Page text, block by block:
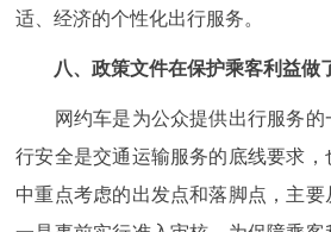
适、经济的个性化出行服务。
八、政策文件在保护乘客利益做
网约车是为公众提供出行服务的
行安全是交通运输服务的底线要求
中重点考虑的出发点和落脚点，主要